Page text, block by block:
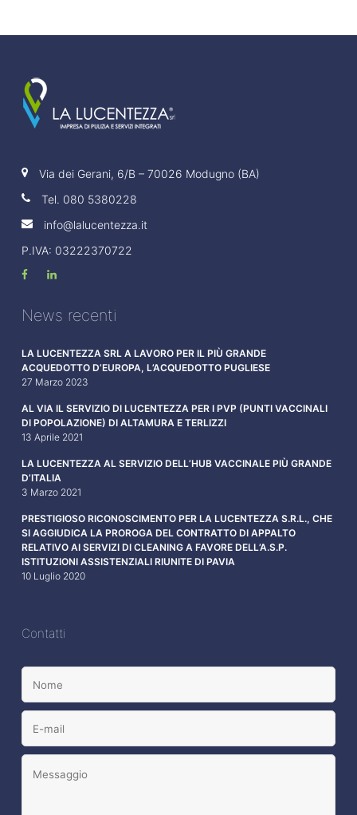
Via dei Gerani, 6/B – 70026 Modugno (BA)
Tel. 080 5380228
info@lalucentezza.it
P.IVA: 03222370722
News recenti
LA LUCENTEZZA SRL A LAVORO PER IL PIÙ GRANDE
ACQUEDOTTO D’EUROPA, L’ACQUEDOTTO PUGLIESE
27 Marzo 2023
AL VIA IL SERVIZIO DI LUCENTEZZA PER I PVP (PUNTI VACCINALI
DI POPOLAZIONE) DI ALTAMURA E TERLIZZI
13 Aprile 2021
LA LUCENTEZZA AL SERVIZIO DELL’HUB VACCINALE PIÙ GRANDE
D’ITALIA
3 Marzo 2021
PRESTIGIOSO RICONOSCIMENTO PER LA LUCENTEZZA S.R.L., CHE
SI AGGIUDICA LA PROROGA DEL CONTRATTO DI APPALTO
RELATIVO AI SERVIZI DI CLEANING A FAVORE DELL’A.S.P.
ISTITUZIONI ASSISTENZIALI RIUNITE DI PAVIA
10 Luglio 2020
Contatti